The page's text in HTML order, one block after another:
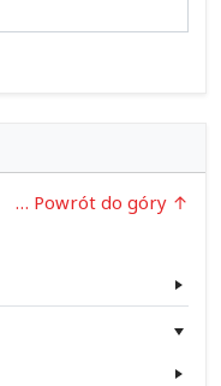
… Powrót do góry